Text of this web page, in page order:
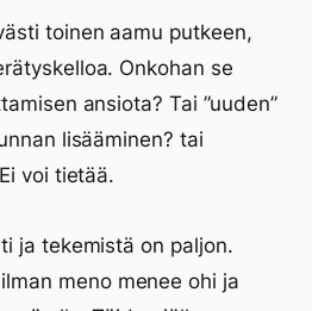
toinen aamu putkeen,
Onkohan se
ansiota? Tai ”uuden”
lisääminen? tai
voi tietää.
ja tekemistä on paljon.
meno menee ohi ja